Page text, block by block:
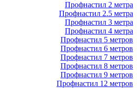
Профнастил 2 метра
Профнастил 2.5 метра
Профнастил 3 метра
Профнастил 4 метра
Профнастил 5 метров
Профнастил 6 метров
Профнастил 7 метров
Профнастил 8 метров
Профнастил 9 метров
Профнастил 12 метров